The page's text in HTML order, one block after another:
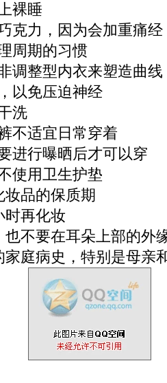
裸睡
克力，因为会加重痛
周期的习惯
调整型内衣来塑造曲
以免压迫神经
洗
不适宜日常穿着
进行曝晒后才可以穿
使用卫生护垫
品的保质期
时再化妆
也不要在耳朵上部的外
庭病史，特别是母亲